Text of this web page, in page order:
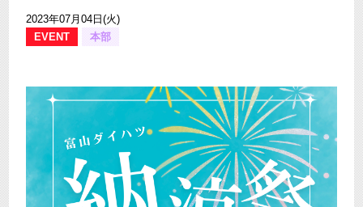
2023年07月04日(火)
EVENT
本部